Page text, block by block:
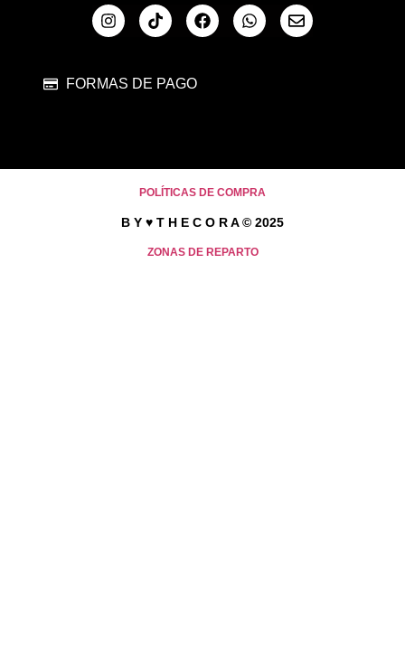
FORMAS DE PAGO
POLÍTICAS DE COMPRA
B Y ♥ T H E C O R A © 2025
ZONAS DE REPARTO